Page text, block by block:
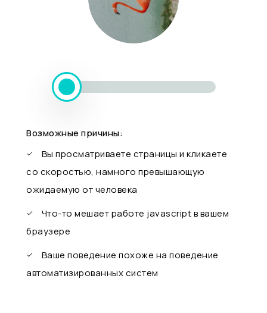
Возможные причины:
Вы просматриваете страницы и кликаете
со скоростью, намного превышающую
ожидаемую от человека
Что-то мешает работе javascript в вашем
браузере
Ваше поведение похоже на поведение
автоматизированных систем